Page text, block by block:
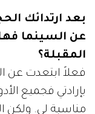
بعد ارتدائك
عن السينما
المقبلة؟
فعلاً ابتعدت عن
بإرادتي فجميع
مناسبة لي. ولكن